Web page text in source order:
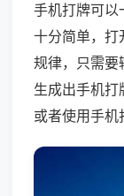
手机打牌可以
十分简单，打
规律，只需要
生成出手机打
或者使用手机